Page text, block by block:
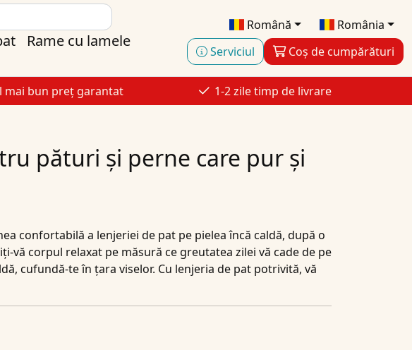
Română
România
Serviciul
Coș de cumpărături
Rame cu lamele
mai bun preț garantat 1-2 zile timp de livrare
pături și perne care pur și
confortabilă a lenjeriei de pat pe pielea încă caldă, după o
corpul relaxat pe măsură ce greutatea zilei vă cade de pe
cufundă-te în țara viselor. Cu lenjeria de pat potrivită, vă